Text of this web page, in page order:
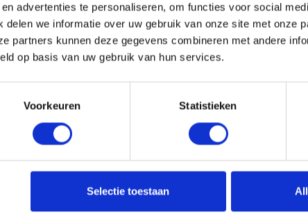
advertenties te personaliseren, om functies voor social
delen we informatie over uw gebruik van onze site met onze
partners kunnen deze gegevens combineren met andere
op basis van uw gebruik van hun services.
Voorkeuren Statistieken
Selectie toestaan